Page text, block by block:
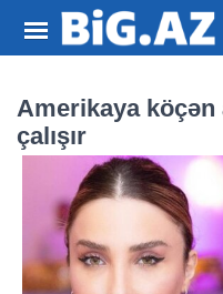
Amerikaya
çalışır